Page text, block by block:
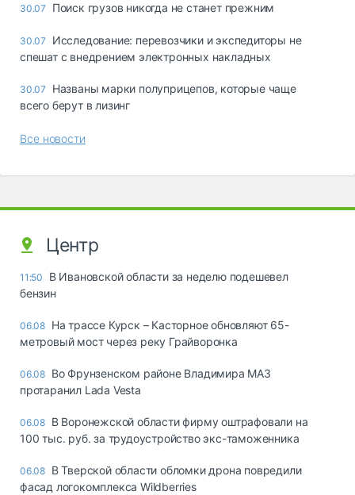
30.07 Поиск грузов никогда не станет прежним
30.07
Исследование: перевозчики и экспедиторы не
спешат с внедрением электронных накладных
30.07
Названы марки полуприцепов, которые чаще
всего берут в лизинг
Все новости
Центр
11:50
В Ивановской области за неделю подешевел
бензин
06.08 На трассе Курск – Касторное обновляют 65-
метровый мост через реку Грайворонка
06.08 Во Фрунзенском районе Владимира МАЗ
протаранил Lada Vesta
06.08 В Воронежской области фирму оштрафовали на
100 тыс. руб. за трудоустройство экс-таможенника
06.08 В Тверской области обломки дрона повредили
фасад логокомплекса Wildberries